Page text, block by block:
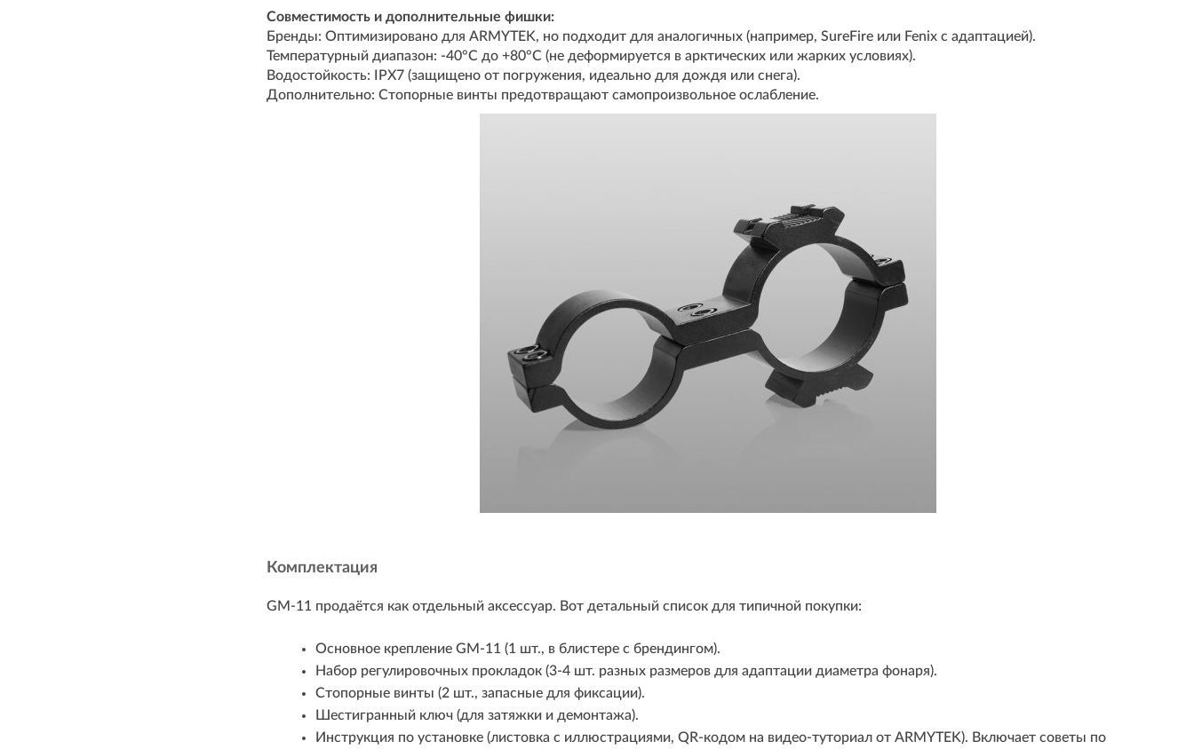
Совместимость и дополнительные фишки:
Бренды: Оптимизировано для ARMYTEK, но подходит для аналогичных (например, SureFire или Fenix с адаптацией).
Температурный диапазон: -40°C до +80°C (не деформируется в арктических или жарких условиях).
Водостойкость: IPX7 (защищено от погружения, идеально для дождя или снега).
Дополнительно: Стопорные винты предотвращают самопроизвольное ослабление.
Комплектация
GM-11 продаётся как отдельный аксессуар. Вот детальный список для типичной покупки:
Основное крепление GM-11 (1 шт., в блистере с брендингом).
Набор регулировочных прокладок (3-4 шт. разных размеров для адаптации диаметра фонаря).
Стопорные винты (2 шт., запасные для фиксации).
Шестигранный ключ (для затяжки и демонтажа).
Инструкция по установке (листовка с иллюстрациями, QR-кодом на видео-туториал от ARMYTEK). Включает советы по